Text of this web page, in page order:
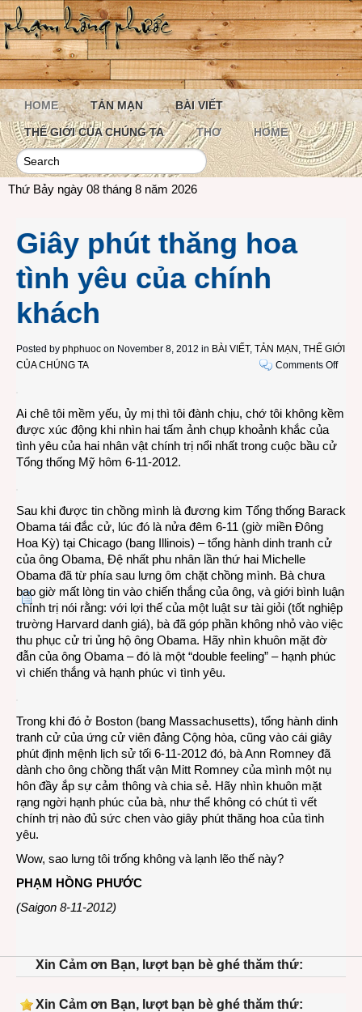
HOME TẢN MẠN BÀI VIẾT
THẾ GIỚI CỦA CHÚNG TA THƠ HOME
Thứ Bảy ngày 08 tháng 8 năm 2026
Giây phút thăng hoa
tình yêu của chính
khách
Posted by phphuoc on November 8, 2012 in BÀI VIẾT, TẢN MẠN , THẾ GIỚI
CỦA CHÚNG TA
Comments Offon
thăng
Ai chê tôi mềm yếu, ủy mị thì tôi đành chịu, chớ tôi không kềm
được xúc động khi nhìn hai tấm ảnh chụp khoảnh khắc của
tình yêu của hai nhân vật chính trị nổi nhất trong cuộc bầu cử
Tổng thống Mỹ hôm 6-11-2012.
Sau khi được tin chồng mình là đương kim Tổng thống Barack
Obama tái đắc cử, lúc đó là nửa đêm 6-11 (giờ miền Đông
Hoa Kỳ) tại Chicago (bang Illinois) – tổng hành dinh tranh cử
của ông Obama, Đệ nhất phu nhân lần thứ hai Michelle
Obama đã từ phía sau lưng ôm chặt chồng mình. Bà chưa
bao giờ mất lòng tin vào chiến thắng của ông, và giới bình luận
chính trị nói rằng: với lợi thế của một luật sư tài giỏi (tốt nghiệp
trường Harvard danh giá), bà đã góp phần không nhỏ vào việc
thu phục cử tri ủng hộ ông Obama. Hãy nhìn khuôn mặt đờ
đẫn của ông Obama – đó là một “double feeling” – hạnh phúc
vì chiến thắng và hạnh phúc vì tình yêu.
Trong khi đó ở Boston (bang Massachusetts), tổng hành dinh
tranh cử của ứng cử viên đảng Cộng hòa, cũng vào cái giây
phút định mệnh lịch sử tối 6-11-2012 đó, bà Ann Romney đã
dành cho ông chồng thất vận Mitt Romney của mình một nụ
hôn đầy ắp sự cảm thông và chia sẻ. Hãy nhìn khuôn mặt
rạng ngời hạnh phúc của bà, như thể không có chút tì vết
chính trị nào đủ sức chen vào giây phút thăng hoa của tình
yêu.
Wow, sao lưng tôi trống không và lạnh lẽo thế này?
PHẠM HỒNG PHƯỚC
(Saigon 8-11-2012)
Xin Cảm ơn Bạn, lượt bạn bè ghé thăm thứ:
Xin Cảm ơn Bạn, lượt bạn bè ghé thăm thứ: